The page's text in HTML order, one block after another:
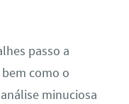
passo a
como o
minuciosa